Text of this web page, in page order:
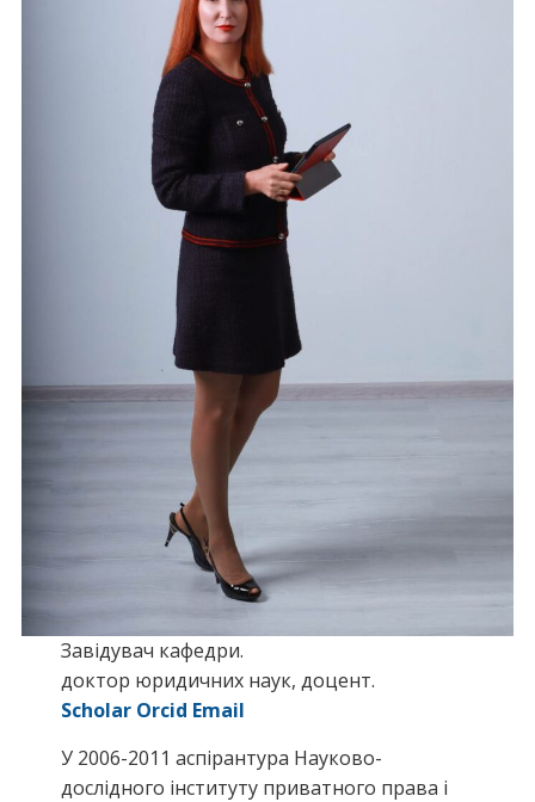
Завідувач кафедри.
доктор юридичних наук, доцент.
Scholar Orcid Email
У 2006-2011 аспірантура Науково-
дослідного інституту приватного права і